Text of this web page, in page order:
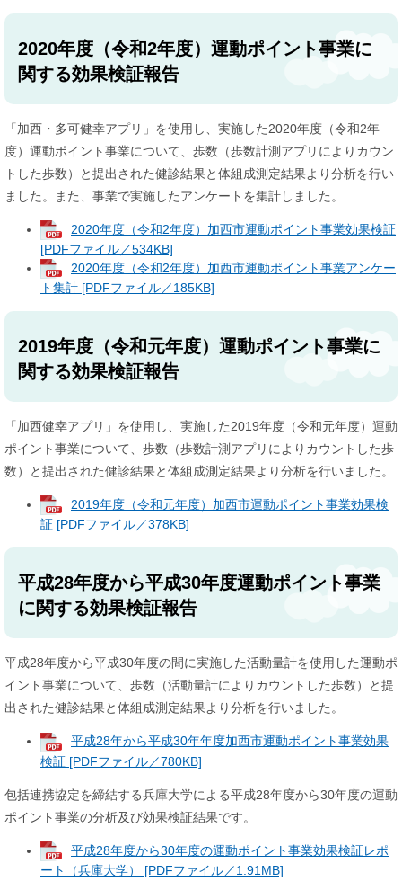
2020年度（令和2年度）運動ポイント事業に
関する効果検証報告
「加西・多可健幸アプリ」を使用し、実施した2020年度（令和2年
度）運動ポイント事業について、歩数（歩数計測アプリによりカウン
トした歩数）と提出された健診結果と体組成測定結果より分析を行い
ました。また、事業で実施したアンケートを集計しました。
2020年度（令和2年度）加西市運動ポイント事業効果検証
[PDFファイル／534KB]
2020年度（令和2年度）加西市運動ポイント事業アンケー
ト集計 [PDFファイル／185KB]
2019年度（令和元年度）運動ポイント事業に
関する効果検証報告
「加西健幸アプリ」を使用し、実施した2019年度（令和元年度）運動
ポイント事業について、歩数（歩数計測アプリによりカウントした歩
数）と提出された健診結果と体組成測定結果より分析を行いました。
2019年度（令和元年度）加西市運動ポイント事業効果検
証 [PDFファイル／378KB]
平成28年度から平成30年度運動ポイント事業
に関する効果検証報告
平成28年度から平成30年度の間に実施した活動量計を使用した運動ポ
イント事業について、歩数（活動量計によりカウントした歩数）と提
出された健診結果と体組成測定結果より分析を行いました。
平成28年から平成30年年度加西市運動ポイント事業効果
検証 [PDFファイル／780KB]
包括連携協定を締結する兵庫大学による平成28年度から30年度の運動
ポイント事業の分析及び効果検証結果です。
平成28年度から30年度の運動ポイント事業効果検証レポ
ート（兵庫大学） [PDFファイル／1.91MB]